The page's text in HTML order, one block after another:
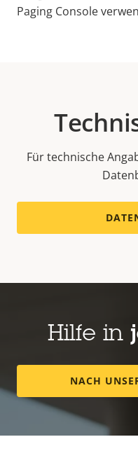
Paging Console
Für technische
Hilfe in
NACH